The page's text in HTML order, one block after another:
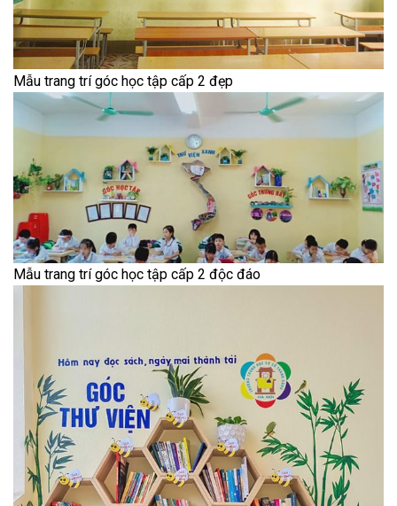
Mẫu trang trí góc học tập cấp 2 đẹp
Mẫu trang trí góc học tập cấp 2 độc đáo